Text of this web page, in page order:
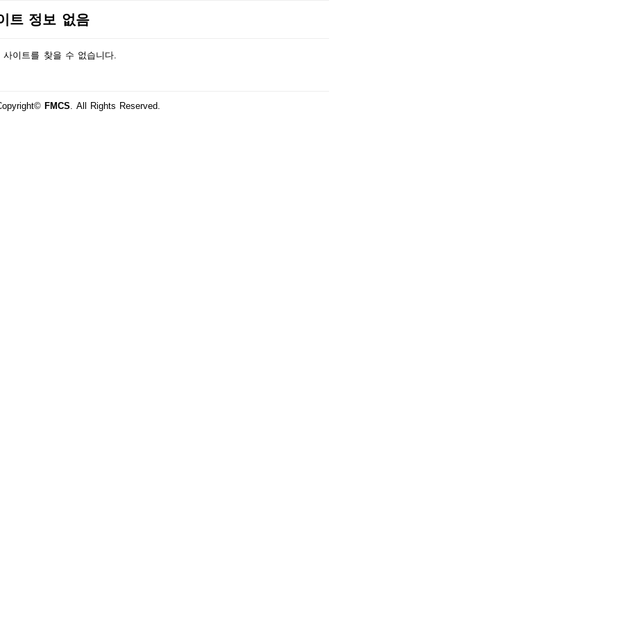
트 정보 없음
사이트를 찾을 수 없습니다.
FMCS. All Rights Reserved.